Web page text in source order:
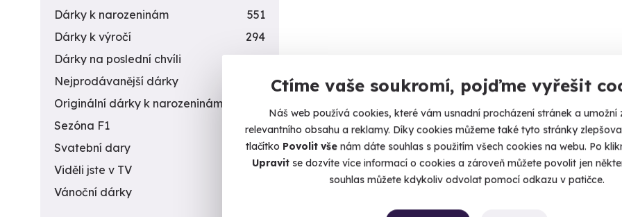
Ctíme vaše soukromí, pojďme vyřešit
Náš web používá cookies, které vám usnadní procházení stránek a umožní
relevantního obsahu a reklamy. Díky cookies můžeme také tyto stránky
tlačítko Povolit vše nám dáte souhlas s použitím všech cookies na webu. Po
Upravitse dozvíte více informací o cookies a zároveň můžete povolit jen
souhlas můžete kdykoliv odvolat pomocí odkazu v patičce.
Připravte se na nálož 80 nábojů.
Drahany (okres Prostějov)
(+ 28 dalších lokalit)
1 999 Kč
zbraní
Vystřílíte
3 999
Dárky k narozeninám
551
Dárky k výročí
294
Dárky na poslední chvíli
450
Nejprodávanější dárky
Originální dárky k narozeninám
Sezóna F1
4
Svatební dary
196
Viděli jste v TV
31
Vánoční dárky